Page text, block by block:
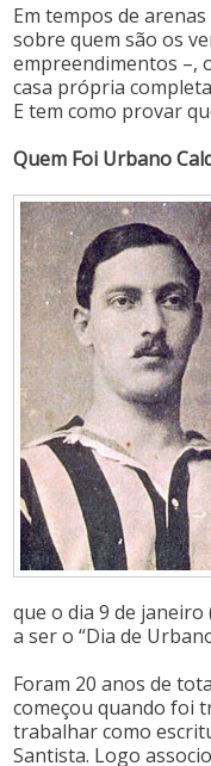
Em tempos de
sobre quem são os
empreendimentos –,
casa própria
E tem como provar
Quem Foi Urbano
que o dia 9 de
a ser o “Dia de
Foram 20 anos de
começou quando foi
trabalhar como
Santista. Logo